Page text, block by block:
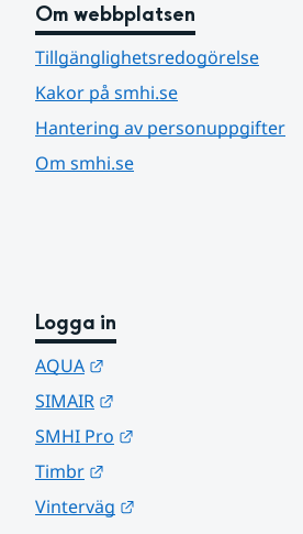
Om webbplatsen
Tillgänglighetsredogörelse
Kakor på smhi.se
Hantering av personuppgifter
Om smhi.se
Logga in
AQUA
SIMAIR
SMHI Pro
Timbr
Vinterväg